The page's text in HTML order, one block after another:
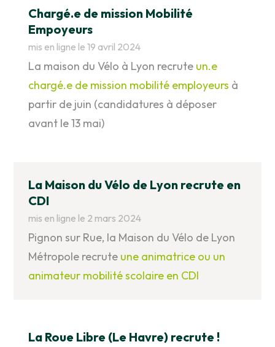
Chargé.e de mission Mobilité
Empoyeurs
mis en ligne le 19 avril 2024
La maison du Vélo à Lyon recrute un.e
chargé.e de mission mobilité employeurs à
partir de juin (candidatures à déposer
avant le 13 mai)
La Maison du Vélo de Lyon recrute en
CDI
mis en ligne le 2 mars 2024
Pignon sur Rue, la Maison du Vélo de Lyon
Métropole recrute une animatrice ou un
animateur mobilité scolaire en CDI
La Roue Libre (Le Havre) recrute !